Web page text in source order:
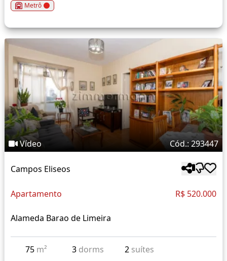
Metrô
Vídeo Cód.: 293447
Campos Eliseos
Apartamento R$ 520.000
Alameda Barao de Limeira
75 m² 3 dorms 2 suítes